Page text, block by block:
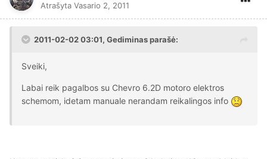
Atrašyta Vasario 2, 2011
2011-02-02 03:01, Gediminas parašė:
Sveiki,
Labai reik pagalbos su Chevro 6.2D motoro elektros
schemom, idetam manuale nerandam reikalingos info